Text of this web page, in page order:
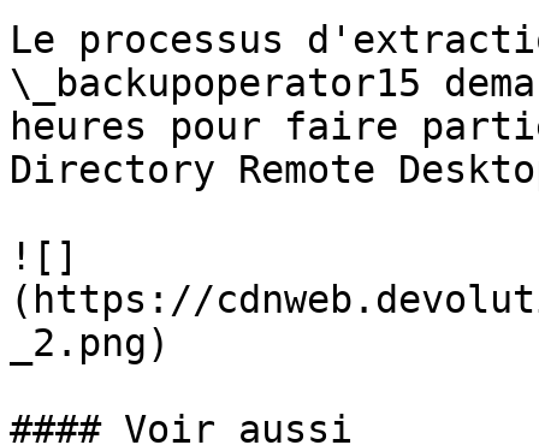
Le processus
\_backupoperator15
heures pour faire
Directory Remote
![]
(https://
_2.png)
#### Voir aussi